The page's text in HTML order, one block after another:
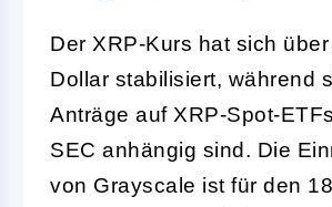
Der XRP-Kurs hat sich
Dollar stabilisiert, während
Anträge auf XRP-Spot-
SEC anhängig sind. Die
von Grayscale ist für den